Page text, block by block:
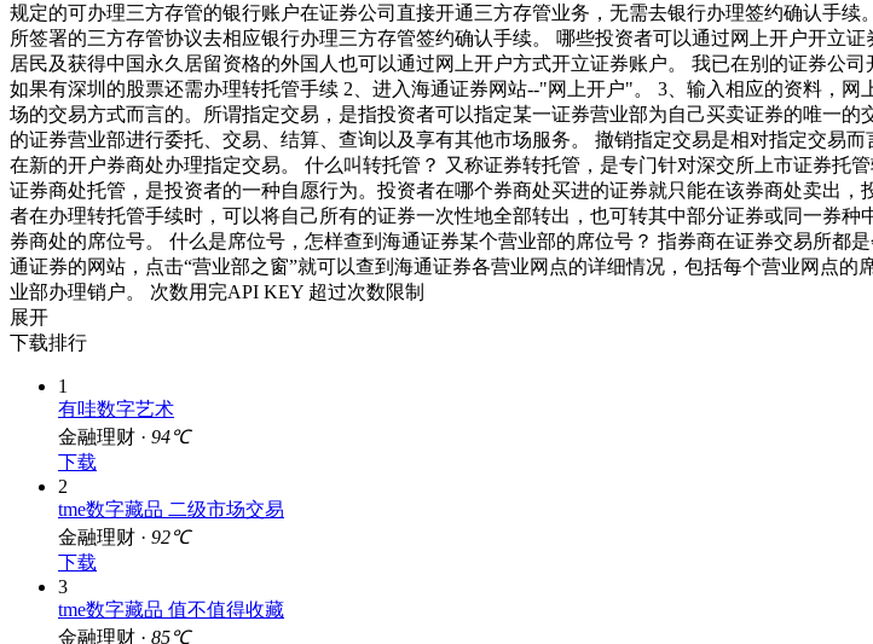
规定的可办理三方存管的银行账户在证券公司直接开通三方存管业务，无需去银行办理签约确认手
所签署的三方存管协议去相应银行办理三方存管签约确认手续。 哪些投资者可以通过网上开户开立
居民及获得中国永久居留资格的外国人也可以通过网上开户方式开立证券账户。 我已在别的证券公
如果有深圳的股票还需办理转托管手续 2、进入海通证券网站--"网上开户"。 3、输入相应的资料，
场的交易方式而言的。所谓指定交易，是指投资者可以指定某一证券营业部为自己买卖证券的唯一
的证券营业部进行委托、交易、结算、查询以及享有其他市场服务。 撤销指定交易是相对指定交易
在新的开户券商处办理指定交易。 什么叫转托管？ 又称证券转托管，是专门针对深交所上市证券托
证券商处托管，是投资者的一种自愿行为。投资者在哪个券商处买进的证券就只能在该券商处卖出
者在办理转托管手续时，可以将自己所有的证券一次性地全部转出，也可转其中部分证券或同一券
券商处的席位号。 什么是席位号，怎样查到海通证券某个营业部的席位号？ 指券商在证券交易所
通证券的网站，点击“营业部之窗”就可以查到海通证券各营业网点的详细情况，包括每个营业网点
业部办理销户。 次数用完API KEY 超过次数限制
展开
下载排行
1
有哇数字艺术
金融理财 · 94℃
下载
2
tme数字藏品 二级市场交易
金融理财 · 92℃
下载
3
tme数字藏品 值不值得收藏
金融理财 · 85℃